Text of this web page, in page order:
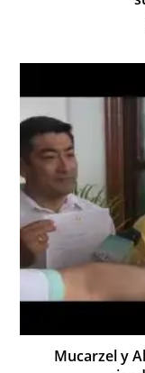
Mucarzel y